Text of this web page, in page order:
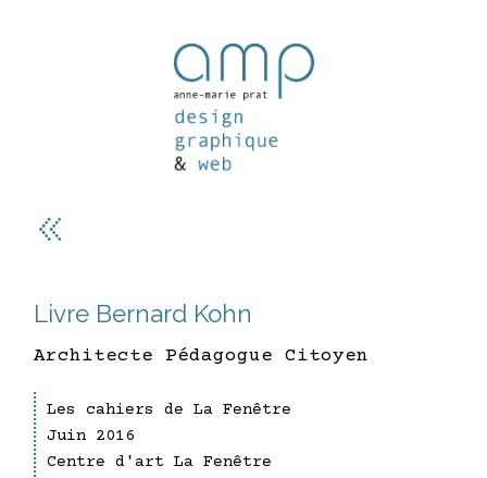
Livre Bernard Kohn
Architecte Pédagogue Citoyen
Les cahiers de La Fenêtre
Juin 2016
Centre d'art La Fenêtre